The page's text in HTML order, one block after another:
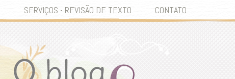
SERVIÇOS - REVISÃO DE TEXTO CONTATO